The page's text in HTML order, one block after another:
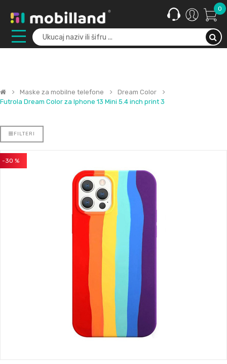
0
Maske za mobilne telefone
Dream Color
Futrola Dream Color za Iphone 13 Mini 5.4 inch print 3
FILTERI
-30 %